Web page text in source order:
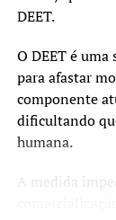
Além da
HPV e o
O prazo da
o HPV foi
adolescentes
DEET.
O DEET é
para afastar
componente
dificultando
humana.
A medida